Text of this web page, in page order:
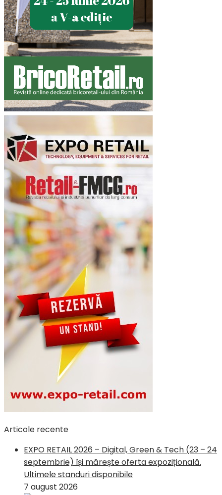
Articole recente
EXPO RETAIL 2026 – Digital, Green & Tech (23 – 24
septembrie) își mărește oferta expozițională.
Ultimele standuri disponibile
7 august 2026